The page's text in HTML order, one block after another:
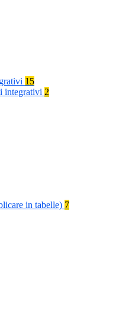
15
integrativi 2
in tabelle) 7